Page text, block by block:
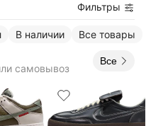
Фильтры
В наличии Все товары
самовывоз
Все